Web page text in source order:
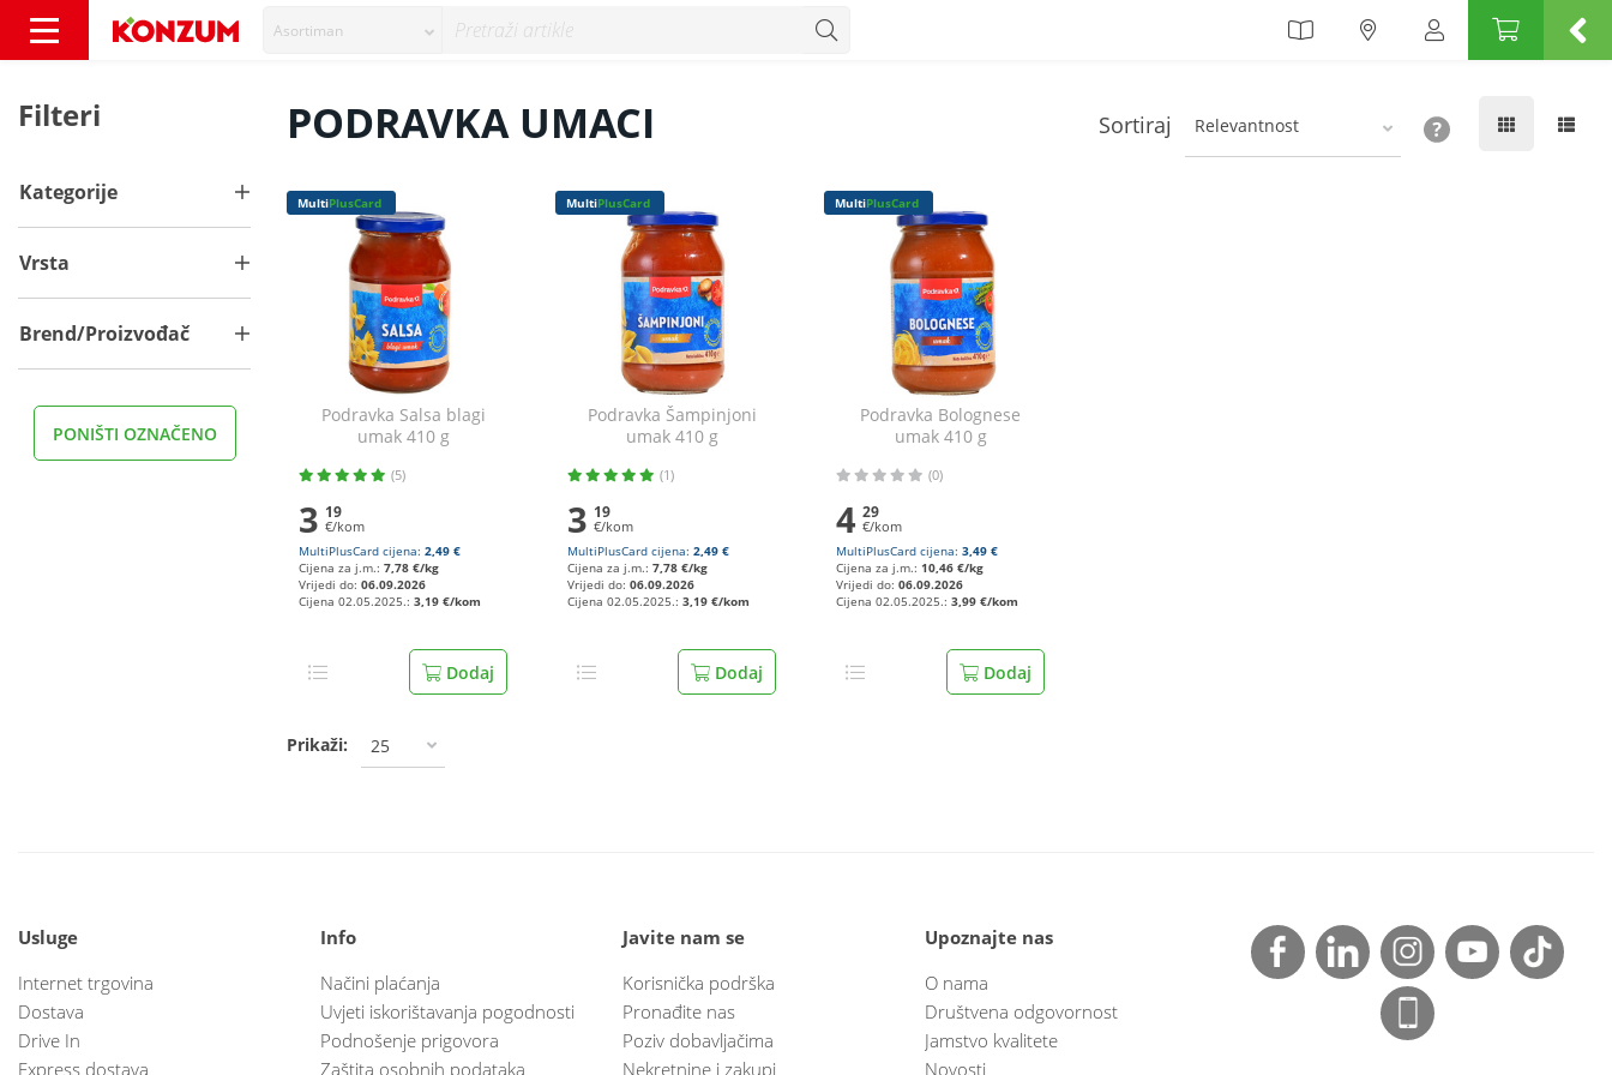
Asortiman
Filteri
Kategorije
Vrsta
Brend/Proizvođač
PONIŠTI OZNAČENO
PODRAVKA UMACI Sortiraj Relevantnost
MultiPlusCard
Podravka Salsa blagi
umak 410 g
(5)
3 19
€/kom
MultiPlusCard cijena: 2,49 €
Cijena za j.m.: 7,78 €/kg
Vrijedi do: 06.09.2026
Cijena 02.05.2025.: 3,19 €/kom
Dodaj
MultiPlusCard
Podravka Šampinjoni
umak 410 g
(1)
3 19
€/kom
MultiPlusCard cijena: 2,49 €
Cijena za j.m.: 7,78 €/kg
Vrijedi do: 06.09.2026
Cijena 02.05.2025.: 3,19 €/kom
Dodaj
MultiPlusCard
Podravka Bolognese
umak 410 g
(0)
4 29
€/kom
MultiPlusCard cijena: 3,49 €
Cijena za j.m.: 10,46 €/kg
Vrijedi do: 06.09.2026
Cijena 02.05.2025.: 3,99 €/kom
Dodaj
Prikaži: 25
Usluge
Internet trgovina
Dostava
Drive In
Express dostava
Info
Načini plaćanja
Uvjeti iskorištavanja pogodnosti
Podnošenje prigovora
Zaštita osobnih podataka
Javite nam se
Korisnička podrška
Pronađite nas
Poziv dobavljačima
Nekretnine i zakupi
Upoznajte nas
O nama
Društvena odgovornost
Jamstvo kvalitete
Novosti